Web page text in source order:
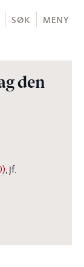
SØK MENY
den
, jf.